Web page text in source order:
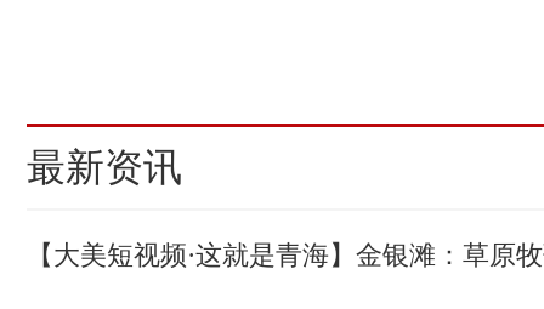
最新资讯
【大美短视频·这就是青海】金银滩：草原